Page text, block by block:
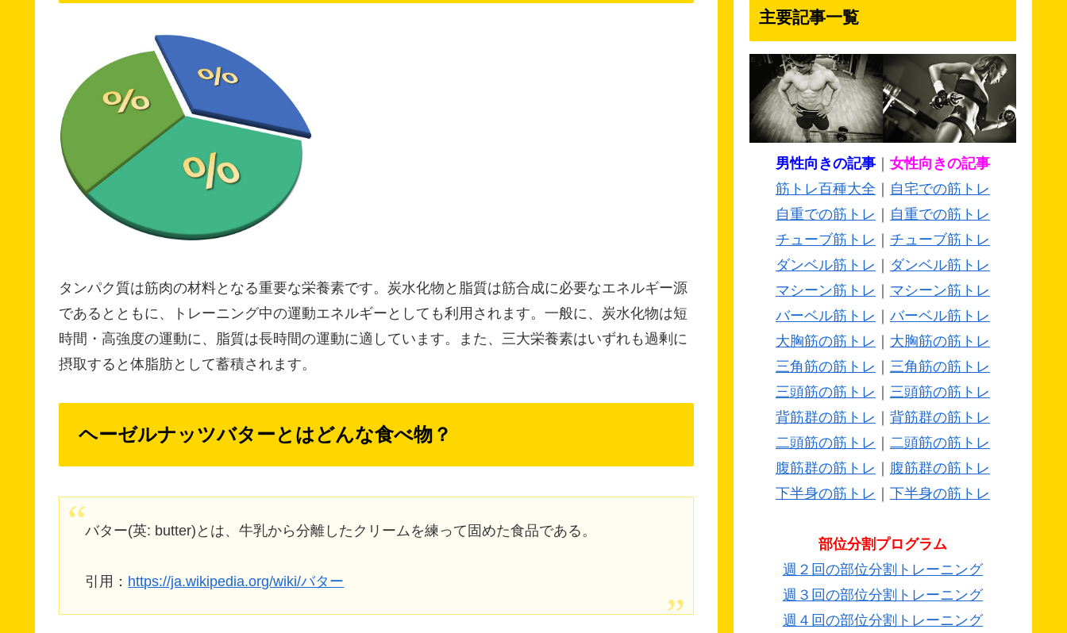
タンパク質は筋肉の材料となる重要な栄養素です。炭水化物と脂質は筋合成に必要なエネルギー源
であるとともに、トレーニング中の運動エネルギーとしても利用されます。一般に、炭水化物は短
時間・高強度の運動に、脂質は長時間の運動に適しています。また、三大栄養素はいずれも過剰に
摂取すると体脂肪として蓄積されます。
ヘーゼルナッツバターとはどんな食べ物？
バター(英: butter)とは、牛乳から分離したクリームを練って固めた食品である。
引用： https://ja.wikipedia.org/wiki/バター
主要記事一覧
男性向きの記事 ｜ 女性向きの記事
筋トレ百種大全 ｜ 自宅での筋トレ
自重での筋トレ ｜ 自重での筋トレ
チューブ筋トレ ｜ チューブ筋トレ
ダンベル筋トレ ｜ ダンベル筋トレ
マシーン筋トレ ｜ マシーン筋トレ
バーベル筋トレ ｜ バーベル筋トレ
大胸筋の筋トレ ｜ 大胸筋の筋トレ
三角筋の筋トレ ｜ 三角筋の筋トレ
三頭筋の筋トレ ｜ 三頭筋の筋トレ
背筋群の筋トレ ｜ 背筋群の筋トレ
二頭筋の筋トレ ｜ 二頭筋の筋トレ
腹筋群の筋トレ ｜ 腹筋群の筋トレ
下半身の筋トレ ｜ 下半身の筋トレ
部位分割プログラム
週２回の部位分割トレーニング
週３回の部位分割トレーニング
週４回の部位分割トレーニング